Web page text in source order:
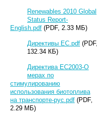
Renewables 2010 Global
Status Report-
English.pdf (PDF, 2.33 МБ)
Директивы ЕС.pdf (PDF,
132.34 КБ)
Директива ЕС2003-О
мерах по
стимулированию
использования биотоплива
на транспорте-рус.pdf (PDF,
2.29 МБ)